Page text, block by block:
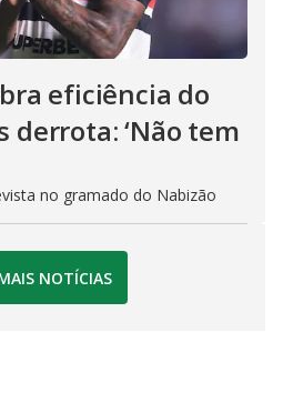
eficiência do
derrota: ‘Não tem
no gramado do Nabizão
NOTÍCIAS